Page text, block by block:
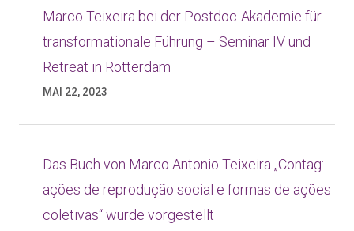
Marco Teixeira bei der Postdoc-Akademie für
transformationale Führung – Seminar IV und
Retreat in Rotterdam
MAI 22, 2023
Das Buch von Marco Antonio Teixeira „Contag:
ações de reprodução social e formas de ações
coletivas“ wurde vorgestellt